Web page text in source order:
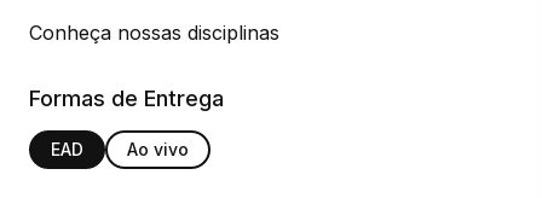
Conheça nossas disciplinas
Formas de Entrega
EAD Ao vivo